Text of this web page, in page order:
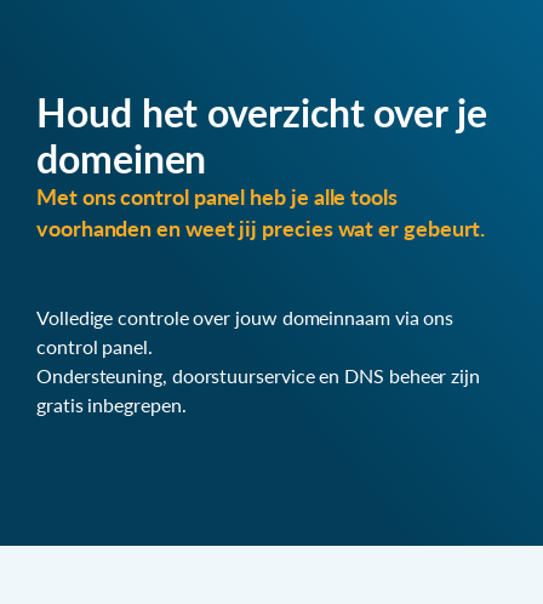
Houd het overzicht over je
domeinen
Met ons control panel heb je alle tools
voorhanden en weet jij precies wat er gebeurt.
Volledige controle over jouw domeinnaam via ons
control panel.
Ondersteuning, doorstuurservice en DNS beheer zijn
gratis inbegrepen.